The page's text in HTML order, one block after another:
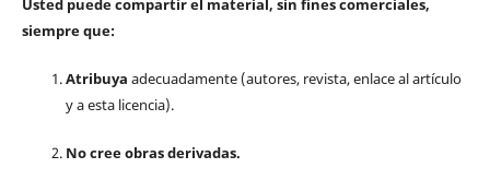
Usted puede compartir el material, sin fines comerciales,
siempre que:
Atribuya adecuadamente (autores, revista, enlace al artículo
y a esta licencia).
No cree obras derivadas.